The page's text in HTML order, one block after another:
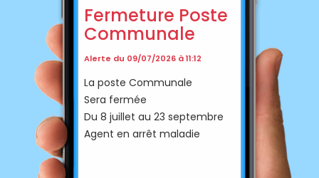
Fermeture Poste
Communale
Alerte du 09/07/2026 à 11:12
La poste Communale
Sera fermée
Du 8 juillet au 23 septembre
Agent en arrêt maladie